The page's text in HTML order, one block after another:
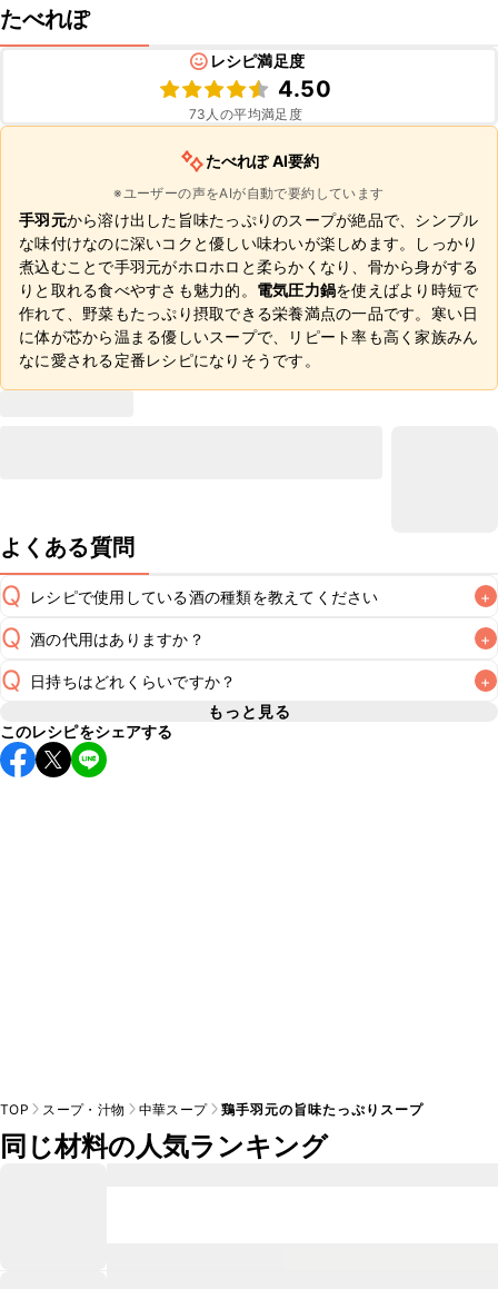
たべれぽ
レシピ満足度
4.50
73 人の平均満足度
たべれぽ AI要約
※ユーザーの声をAIが自動で要約しています
手羽元から溶け出した旨味たっぷりのスープが絶品で、シンプル
な味付けなのに深いコクと優しい味わいが楽しめます。しっかり
煮込むことで手羽元がホロホロと柔らかくなり、骨から身がする
りと取れる食べやすさも魅力的。 電気圧力鍋を使えばより時短で
作れて、野菜もたっぷり摂取できる栄養満点の一品です。寒い日
に体が芯から温まる優しいスープで、リピート率も高く家族みん
なに愛される定番レシピになりそうです。
よくある質問
Q レシピで使用している酒の種類を教えてください +
A
Q 酒の代用はありますか？ +
A
Q 日持ちはどれくらいですか？ +
A
保存期間は冷蔵で翌日中が目安です。なるべくお早めにお召
し上がりください。
もっと見る
このレシピをシェアする
TOP スープ・汁物 中華スープ 鶏手羽元の旨味たっぷりスープ
同じ材料の人気ランキング